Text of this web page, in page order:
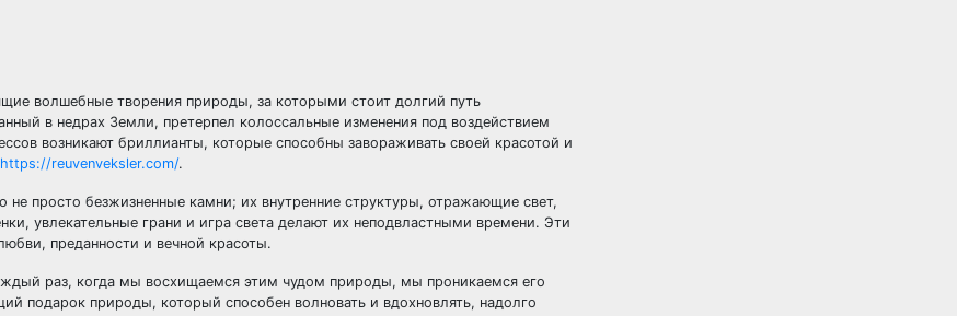
волшебные творения природы, за которыми стоит долгий путь
в недрах Земли, претерпел колоссальные изменения под воздействием
возникают бриллианты, которые способны завораживать своей красотой и
https://reuvenveksler.com/.
просто безжизненные камни; их внутренние структуры, отражающие свет,
увлекательные грани и игра света делают их неподвластными времени. Эти
преданности и вечной красоты.
раз, когда мы восхищаемся этим чудом природы, мы проникаемся его
подарок природы, который способен волновать и вдохновлять, надолго